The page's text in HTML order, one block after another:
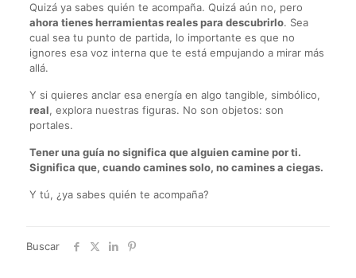
Quizá ya sabes quién te acompaña. Quizá aún no, pero
ahora tienes herramientas reales para descubrirlo. Sea
cual sea tu punto de partida, lo importante es que no
ignores esa voz interna que te está empujando a mirar más
allá.
Y si quieres anclar esa energía en algo tangible, simbólico,
real, explora nuestras figuras. No son objetos: son
portales.
Tener una guía no significa que alguien camine por ti.
Significa que, cuando camines solo, no camines a ciegas.
Y tú, ¿ya sabes quién te acompaña?
Buscar